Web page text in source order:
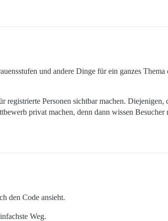
und andere Dinge für ein ganzes
Personen sichtbar machen. Diejenigen,
privat machen, denn dann wissen Besucher
den Code ansieht.
Weg.